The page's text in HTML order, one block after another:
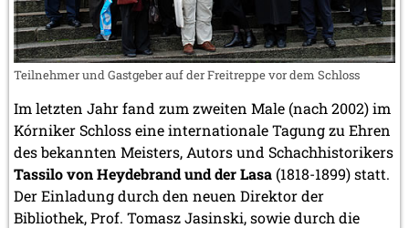
Teilnehmer und Gastgeber auf der Freitreppe vor dem Schloss
Im letzten Jahr fand zum zweiten Male (nach 2002) im
Kórniker Schloss eine internationale Tagung zu Ehren
des bekannten Meisters, Autors und Schachhistorikers
Tassilo von Heydebrand und der Lasa(1818-1899) statt.
Der Einladung durch den neuen Direktor der
Bibliothek, Prof. Tomasz Jasinski, sowie durch die